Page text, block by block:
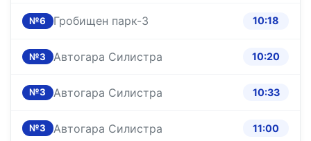
№6 Гробищен парк-3 10:18
№3 Автогара Силистра 10:20
№3 Автогара Силистра 10:33
№3 Автогара Силистра 11:00